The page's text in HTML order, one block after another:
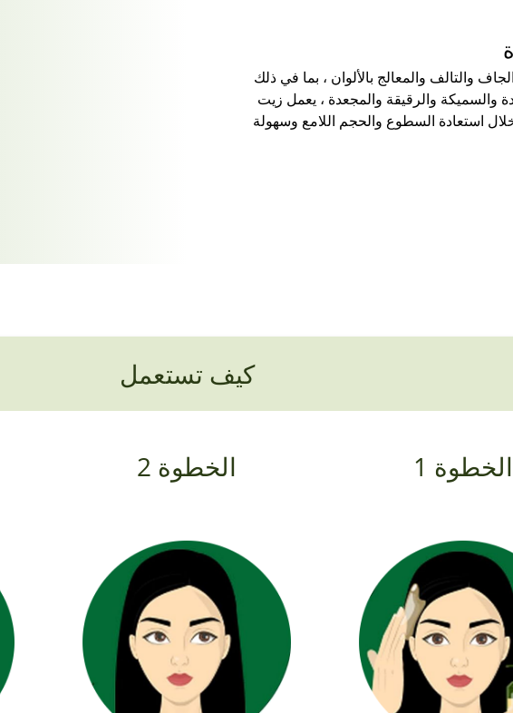
والتالف والمعالج بالألوان ، بما في ذلك
والسميكة والرقيقة والمجعدة ، يعمل زيت
استعادة السطوع والحجم اللامع وسهولة
كيف تستعمل
الخطوة 1 الخطوة 2